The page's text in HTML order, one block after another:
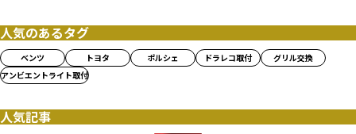
人気のあるタグ
ベンツ トヨタ ポルシェ ドラレコ取付
グリル交換
アンビエントライト取付
人気記事